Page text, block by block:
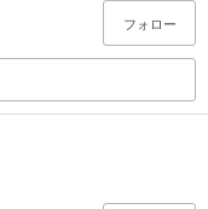
フォロー